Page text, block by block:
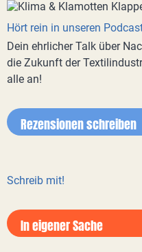
Hört rein in unseren
Dein ehrlicher Talk über
die Zukunft der
alle an!
Rezensionen schreiben
Schreib mit!
In eigener Sache